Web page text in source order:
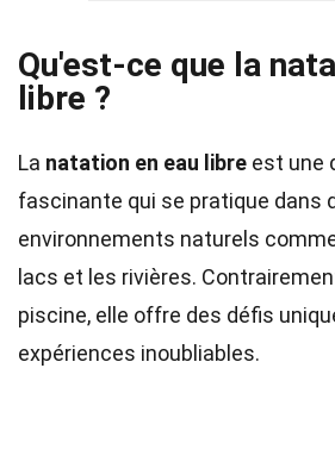
Qu'est-ce que la
libre ?
La natation en eau libre est une
fascinante qui se pratique dans
environnements naturels
lacs et les rivières.
piscine, elle offre des défis
expériences inoubliables.